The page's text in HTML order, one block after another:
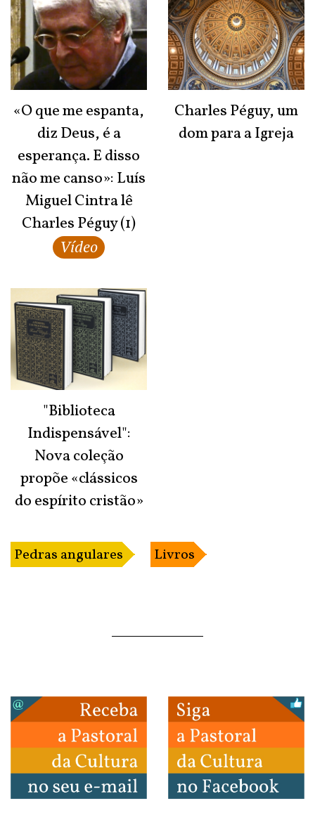
«O que me espanta,
diz Deus, é a
esperança. E disso
não me canso»: Luís
Miguel Cintra lê
Charles Péguy (1)
Vídeo
Charles Péguy, um
dom para a Igreja
"Biblioteca
Indispensável":
Nova coleção
propõe «clássicos
do espírito cristão»
Pedras angulares Livros